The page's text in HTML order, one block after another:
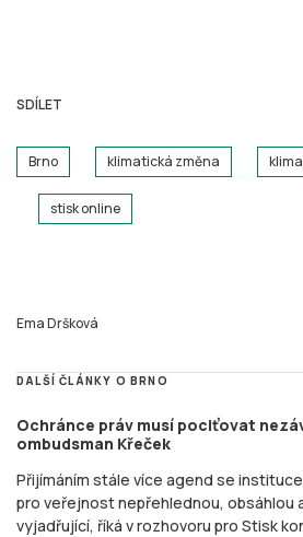
SDÍLET
Brno klimatická změna klima
stisk online
Ema Dršková
DALŠÍ ČLÁNKY O BRNO
Ochránce práv musí pociťovat
ombudsman Křeček
Přijímáním stále více agend se
pro veřejnost nepřehlednou, obsáhlou
vyjadřující, říká v rozhovoru pro Stisk